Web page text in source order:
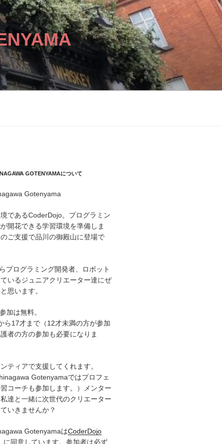
GOTENYAMAについて
Gotenyama
であるCoderDojo。プログラミン
開花できる学習環境を準備しま
ご支援で品川の御殿山に登場で
プログラミング開発者、ロボット
いるジュニアクリエーター達にぜ
思います。
加は無料。
ら17才まで（12才未満の方が参加
者の方の参加も必要になりま
ティアで支援してくれます。
Gotenyamaではプロフェ
コーチも参加します。）メンター
達と一緒に次世代のクリエーター
いきませんか？
GotenyamaはCoderDojo
に同意しています。参加者は必ず